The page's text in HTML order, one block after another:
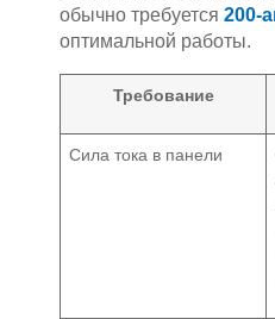
обычно требуется 200-
оптимальной работы.
Требование
Сила тока в панели